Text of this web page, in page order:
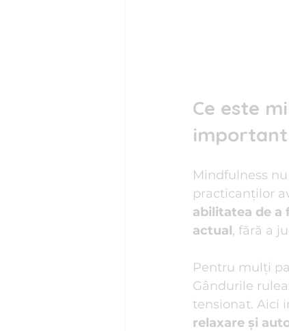
Ce este
Mindfulness
practicanților
abilitatea de a
actual, fără a
Pentru mulți
Gândurile
tensionat. Aici
relaxare și